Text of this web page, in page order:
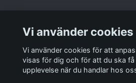
Sociala medier
Vi använder cookies
Vi använder cookies för att
visas för dig och för att du ska få
upplevelse när du handlar hos